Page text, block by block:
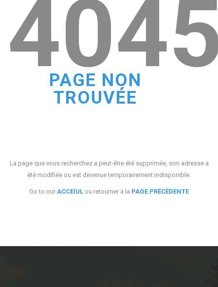
PAGE NON
TROUVÉE
La page que vous recherchez a peut-être été supprimée, son adresse a
été modifiée ou est devenue temporairement indisponible.
Go to our ACCEIUL ou retourner à la PAGE PRÉCÉDENTE